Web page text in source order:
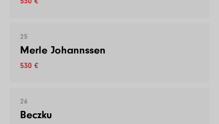
25
Merle Johannssen
530 €
26
Beczku